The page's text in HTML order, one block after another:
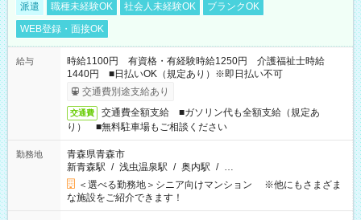
派遣 職種未経験OK 社会人未経験OK
ブランクOK
WEB登録・面接OK
給与
時給1100円 有資格・有経験時給1250円 介護福祉士時給
1440円 ■日払いOK（規定あり）※即日払い不可
交通費別途支給あり
交通費
交通費全額支給 ■ガソリン代も全額支給（規定あ
り） ■無料駐車場もご相談ください
勤務地
青森県青森市
新青森駅 / 浅虫温泉駅 / 奥内駅 / …
＜選べる勤務地＞シニア向けマンション ※他にもさまざま
な施設をご紹介できます！